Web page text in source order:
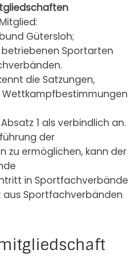
Gütersloh;
Sportarten
die Satzungen,
1 als verbindlich an.
der
zu ermöglichen, kann der
in Sportfachverbände
aus Sportfachverbänden